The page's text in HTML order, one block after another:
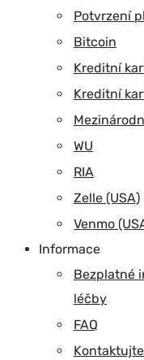
Potvrzení
Bitcoin
Kreditní
Kreditní
WU
RIA
Zelle (USA)
Venmo
Informace
Bezplatné
léčby
FAQ